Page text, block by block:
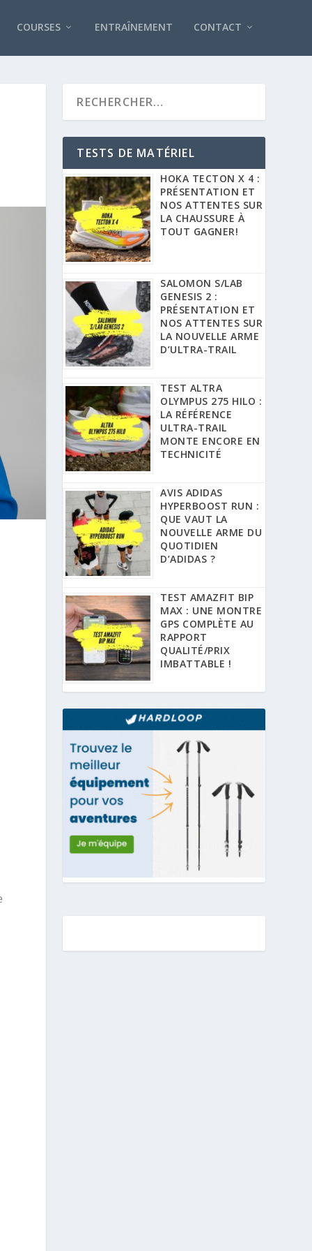
COURSES ENTRAÎNEMENT CONTACT
TESTS DE MATÉRIEL
HOKA TECTON X 4 :
PRÉSENTATION ET
NOS ATTENTES SUR
LA CHAUSSURE À
TOUT GAGNER!
SALOMON S/LAB
GENESIS 2 :
PRÉSENTATION ET
NOS ATTENTES SUR
LA NOUVELLE ARME
D’ULTRA-TRAIL
TEST ALTRA
OLYMPUS 275 HILO :
LA RÉFÉRENCE
ULTRA-TRAIL
MONTE ENCORE EN
TECHNICITÉ
AVIS ADIDAS
HYPERBOOST RUN :
QUE VAUT LA
NOUVELLE ARME DU
QUOTIDIEN
D’ADIDAS ?
TEST AMAZFIT BIP
MAX : UNE MONTRE
GPS COMPLÈTE AU
RAPPORT
QUALITÉ/PRIX
IMBATTABLE !